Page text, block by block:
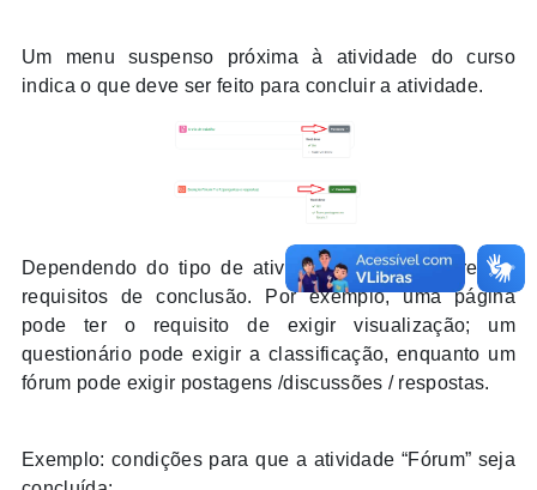
Um menu suspenso próxima à atividade do curso
indica o que deve ser feito para concluir a atividade.
Dependendo do tipo de atividade, existem diferentes
requisitos de conclusão. Por exemplo, uma página
pode ter o requisito de exigir visualização; um
questionário pode exigir a classificação, enquanto um
fórum pode exigir postagens /discussões / respostas.
Exemplo: condições para que a atividade “Fórum” seja